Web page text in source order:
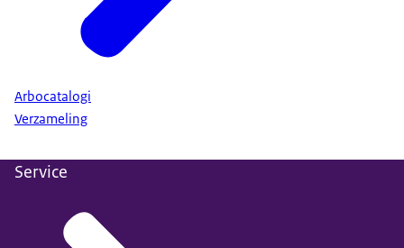
Arbocatalogi
Verzameling
Service